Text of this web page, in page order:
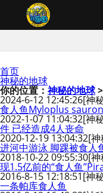
首页
神秘的地球
你的位置：神秘的地球
2024-6-12 12:45:26[神
食人鱼Myloplus sauron
2022-1-07 11:04:32[神
件 已经造成4人丧命
2020-12-19 13:04:32[
进河中游泳 脚踝被食人
2018-10-22 09:55:30[
现1.5亿前的“食人鱼
2016-8-15 12:18:51[神
一条帕库食人鱼